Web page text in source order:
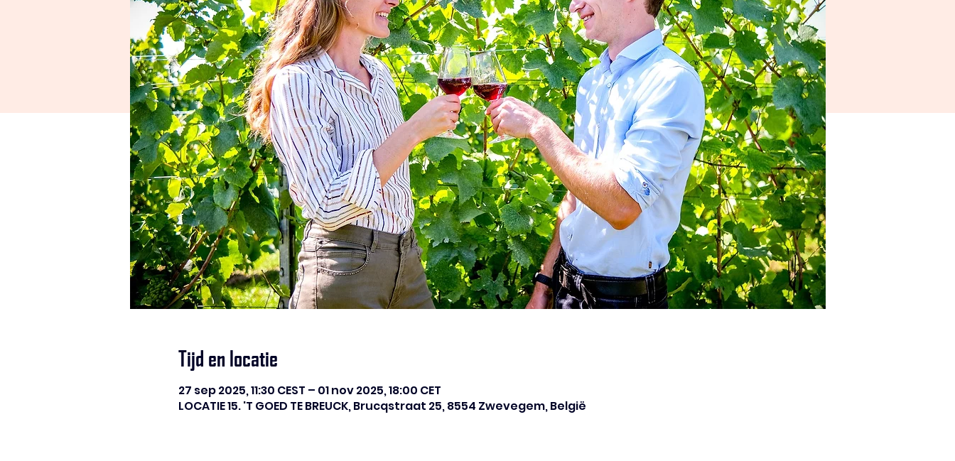
Tijd en locatie
27 sep 2025, 11:30 CEST – 01 nov 2025, 18:00 CET
LOCATIE 15. 'T GOED TE BREUCK, Brucqstraat 25, 8554 Zwevegem, België